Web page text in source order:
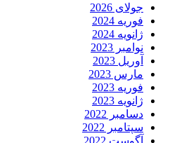
جولای 2026
فوریه 2024
ژانویه 2024
نوامبر 2023
آوریل 2023
مارس 2023
فوریه 2023
ژانویه 2023
دسامبر 2022
سپتامبر 2022
آگوست 2022